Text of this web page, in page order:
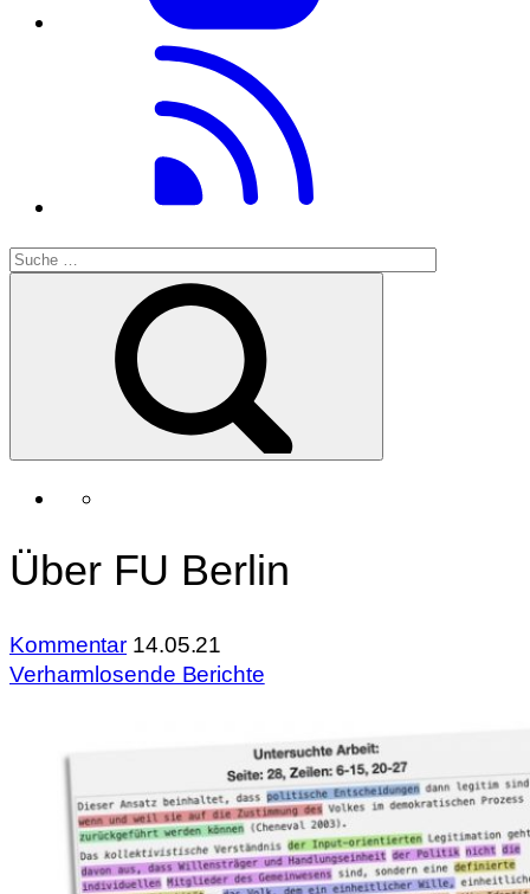
Über FU Berlin
Kommentar 14.05.21
Verharmlosende Berichte